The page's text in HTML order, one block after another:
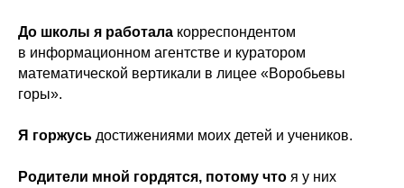
До школы я работала корреспондентом
в информационном агентстве и куратором
математической вертикали в лицее «Воробьевы
горы».
Я горжусь достижениями моих детей и учеников.
Родители мной гордятся, потому что я у них